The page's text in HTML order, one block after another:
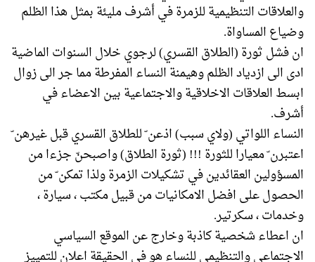
والعلاقات التنظيمية للزمرة في أشرف مليئة بمثل هذا الظلم
وضياع المساواة.
ان فشل ثورة (الطلاق القسري) لرجوي خلال السنوات الماضية
ادى الى ازدياد الظلم وهيمنة النساء المفرطة مما جر الى زوال
ابسط العلاقات الاخلاقية والاجتماعية بين الاعضاء في
أشرف.
النساء اللواتي (ولاي سبب) اذعن ّ للطلاق القسري قبل غيرهن ّ
اعتبرن ّ معيارا للثورة !!! (ثورة الطلاق) واصبحنّ جزءا من
المسؤولين العقائدين في تشكيلات الزمرة ولذا تمكن ّ من
الحصول على افضل الامكانيات من قبيل مكتب ، سيارة ،
وخدمات ، سكرتير.
ان اعطاء شخصية كاذبة وخارج عن الموقع السياسي
الاجتماعي والتنظيمي للنساء هو في الحقيقة اعلان للتمييز